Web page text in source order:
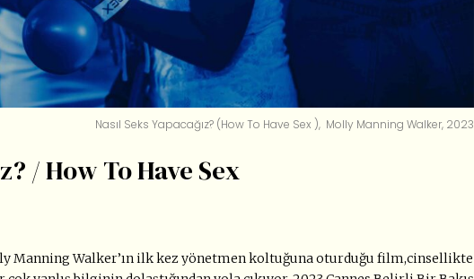
Nasıl Seks Yapacağız? (How To Have Sex ), Molly Manning Walker, 2023
/ How To Have Sex
Manning Walker’ın ilk kez yönetmen koltuğuna oturduğu film,cinsellikte